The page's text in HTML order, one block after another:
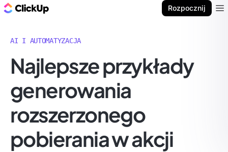
Rozpocznij
AI I AUTOMATYZACJA
Najlepsze przykłady
generowania
rozszerzonego
pobierania w akcji